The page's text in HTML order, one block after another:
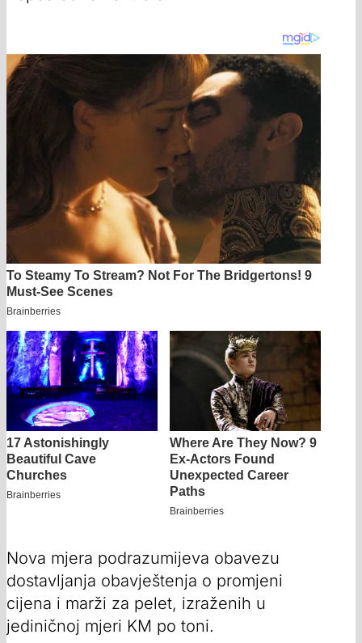
Nova mjera podrazumijeva obavezu
dostavljanja obavještenja o promjeni
cijena i marži za pelet, izraženih u
jediničnoj mjeri KM po toni.